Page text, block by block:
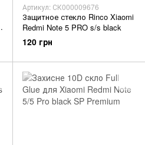
Артикул: СК000009676
Защитное стекло Rinco Xiaomi
Redmi Note 5 PRO s/s black
120 грн